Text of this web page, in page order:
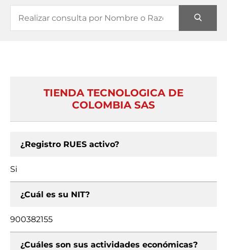
TIENDA TECNOLOGICA DE
COLOMBIA SAS
¿Registro RUES activo?
Si
¿Cuál es su NIT?
900382155
¿Cuáles son sus actividades económicas?